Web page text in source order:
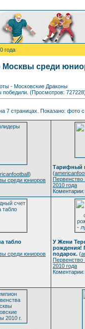
года
Москвы среди
- Московские Драконы
победили. (Просмотров:
7 страницах. Показано: фото
)
среди юниоров
Тарифный
(
2010 года
табло
среди юниоров
У Жени
рождения!
подарок. (
2010 года